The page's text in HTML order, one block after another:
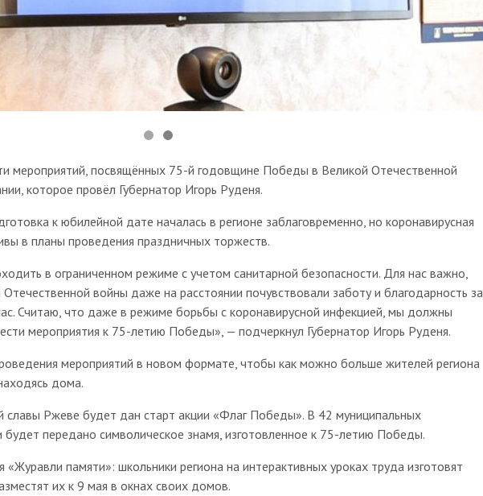
мероприятий, посвящённых 75-й годовщине Победы в Великой Отечественной
которое провёл Губернатор Игорь Руденя.
к юбилейной дате началась в регионе заблаговременно, но коронавирусная
в планы проведения праздничных торжеств.
в ограниченном режиме с учетом санитарной безопасности. Для нас важно,
войны даже на расстоянии почувствовали заботу и благодарность за
Считаю, что даже в режиме борьбы с коронавирусной инфекцией, мы должны
мероприятия к 75-летию Победы», — подчеркнул Губернатор Игорь Руденя.
мероприятий в новом формате, чтобы как можно больше жителей региона
дома.
славы Ржеве будет дан старт акции «Флаг Победы». В 42 муниципальных
будет передано символическое знамя, изготовленное к 75-летию Победы.
памяти»: школьники региона на интерактивных уроках труда изготовят
их к 9 мая в окнах своих домов.